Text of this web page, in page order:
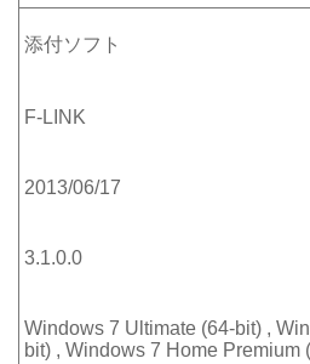
添付ソフト
F-LINK
2013/06/17
3.1.0.0
Windows 7 Ultimate (64-bit) ,
bit) , Windows 7 Home Premium